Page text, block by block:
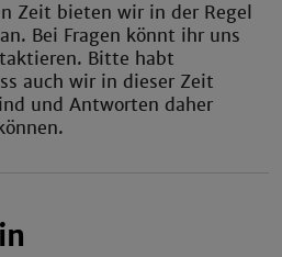
Zeit bieten wir in der Regel
Bei Fragen könnt ihr uns
Bitte habt
auch wir in dieser Zeit
und Antworten daher